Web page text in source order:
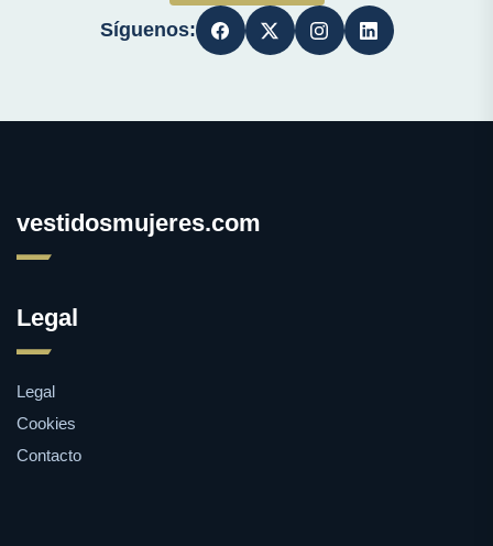
Síguenos:
vestidosmujeres.com
Legal
Legal
Cookies
Contacto